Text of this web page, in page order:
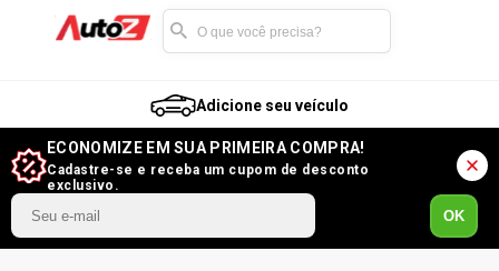
Adicione seu veículo
ECONOMIZE EM SUA PRIMEIRA COMPRA!
Cadastre-se e receba um cupom de desconto
exclusivo.
OK